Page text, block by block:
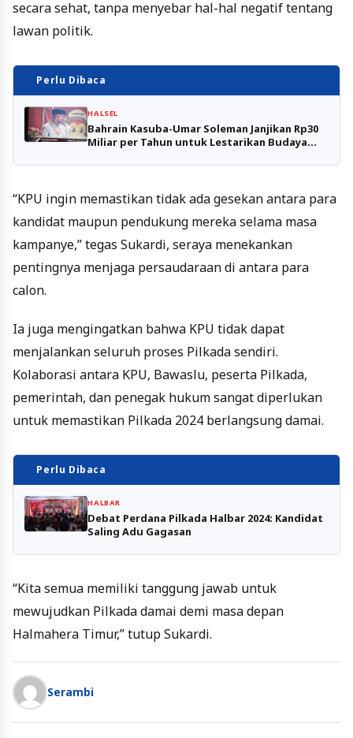
secara sehat, tanpa menyebar hal-hal negatif tentang
lawan politik.
Perlu Dibaca
HALSEL
Bahrain Kasuba-Umar Soleman Janjikan Rp30
Miliar per Tahun untuk Lestarikan Budaya
“KPU ingin memastikan tidak ada gesekan antara para
kandidat maupun pendukung mereka selama masa
kampanye,” tegas Sukardi, seraya menekankan
pentingnya menjaga persaudaraan di antara para
calon.
Ia juga mengingatkan bahwa KPU tidak dapat
menjalankan seluruh proses Pilkada sendiri.
Kolaborasi antara KPU, Bawaslu, peserta Pilkada,
pemerintah, dan penegak hukum sangat diperlukan
untuk memastikan Pilkada 2024 berlangsung damai.
Perlu Dibaca
HALBAR
Debat Perdana Pilkada Halbar 2024: Kandidat
Saling Adu Gagasan
“Kita semua memiliki tanggung jawab untuk
mewujudkan Pilkada damai demi masa depan
Halmahera Timur,” tutup Sukardi.
Serambi